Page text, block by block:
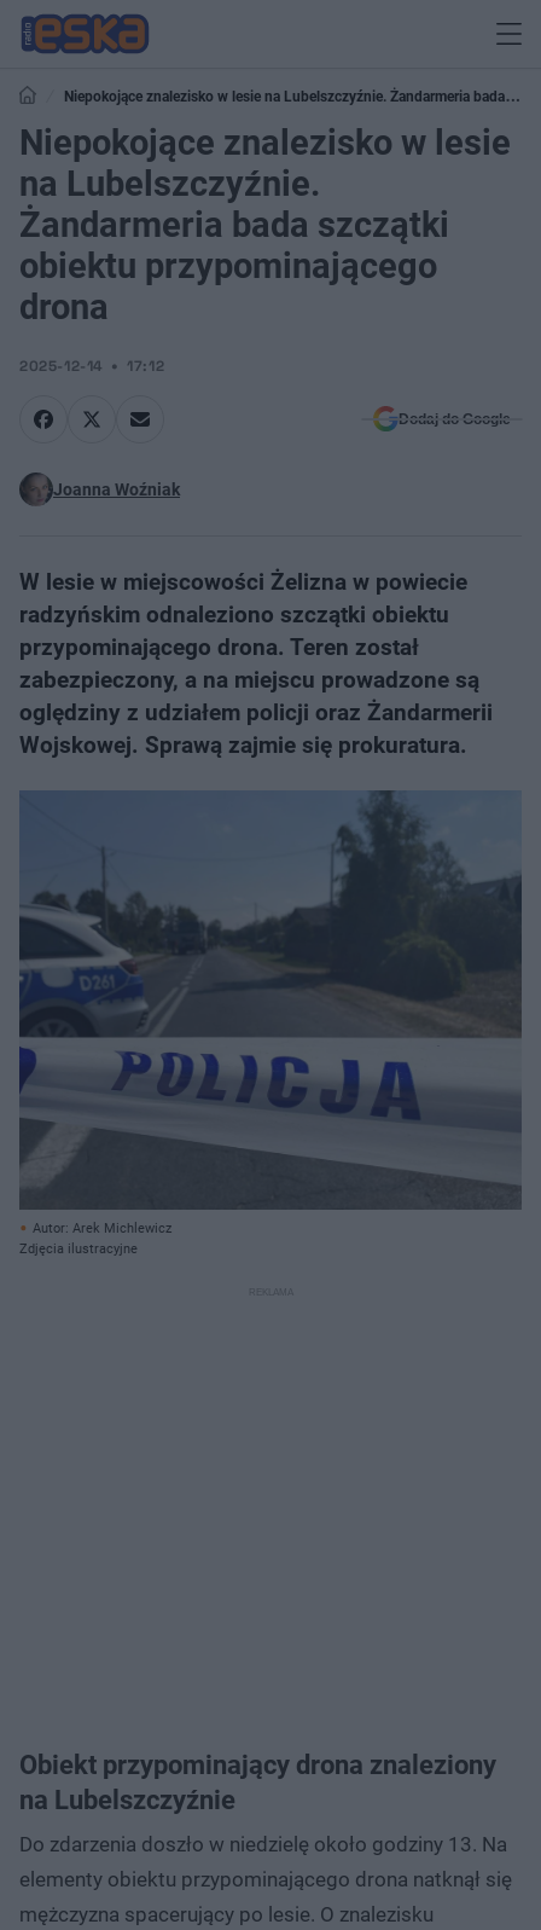
Niepokojące znalezisko w lesie na Lubelszczyźnie. Żandarmeria bada
szczątki obiektu przypominającego drona
Niepokojące znalezisko w lesie
na Lubelszczyźnie.
Żandarmeria bada szczątki
obiektu przypominającego
drona
2025-12-14 17:12
Dodaj do Google
Joanna Woźniak
W lesie w miejscowości Żelizna w powiecie
radzyńskim odnaleziono szczątki obiektu
przypominającego drona. Teren został
zabezpieczony, a na miejscu prowadzone są
oględziny z udziałem policji oraz Żandarmerii
Wojskowej. Sprawą zajmie się prokuratura.
Autor: Arek Michlewicz
Zdjęcia ilustracyjne
Obiekt przypominający drona znaleziony
na Lubelszczyźnie
Do zdarzenia doszło w niedzielę około godziny 13. Na
elementy obiektu przypominającego drona natknął się
mężczyzna spacerujący po lesie. O znalezisku